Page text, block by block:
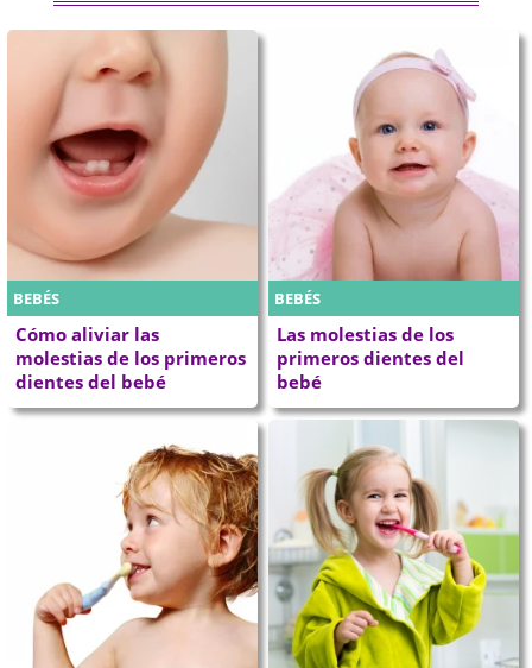
BEBÉS
Cómo aliviar las
molestias de los primeros
dientes del bebé
BEBÉS
Las molestias de los
primeros dientes del
bebé